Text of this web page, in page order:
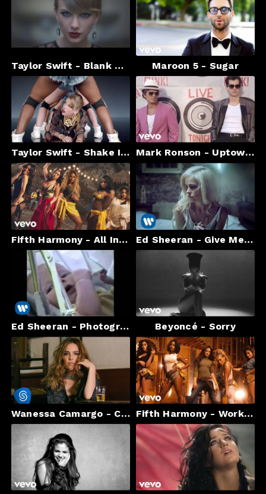
Taylor Swift - Blank Space Maroon 5 - Sugar
Taylor Swift - Shake It Off Mark Ronson - Uptown Funk ft. Bruno Mars
Fifth Harmony - All In My Head (Flex) ft. Fetty Wap Ed Sheeran - Give Me Love [Official Video]
Ed Sheeran - Photograph (Official Music Video) Beyoncé - Sorry
Wanessa Camargo - Coração Embriagado Fifth Harmony - Work from Home ft. Ty Dolla $ign